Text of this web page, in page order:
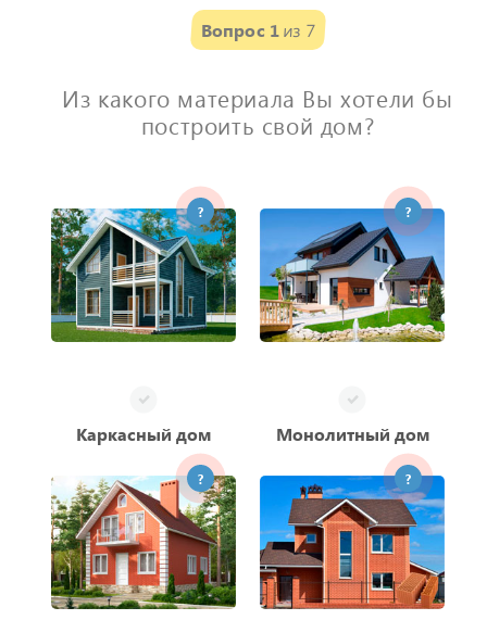
Вопрос 1из 7
Из какого материала Вы хотели бы
построить свой дом?
?
Каркасный дом
?
Монолитный дом
? ?